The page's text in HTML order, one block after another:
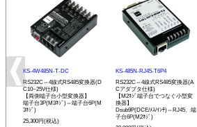
KS-4W485N-T-DC
RS232C⇔4線式RS485変換器(D
C10~25V仕様)
【両側端子台小型変換器】
端子台3P(M3ﾈｼﾞ)⇔端子台6P(M
3ﾈｼﾞ)
25,300円(税込)
KS-485N-RJ45-T6P4
RS232C⇔4線式RS485変換器(A
Cアダプタ仕様)
【M2ﾈｼﾞ端子台でつなぐ小型変
換器】
Dsub9P(DCE/ﾒｽ/ｲﾝﾁ)⇔RJ45、端
子台6P(M2ﾈｼﾞ)